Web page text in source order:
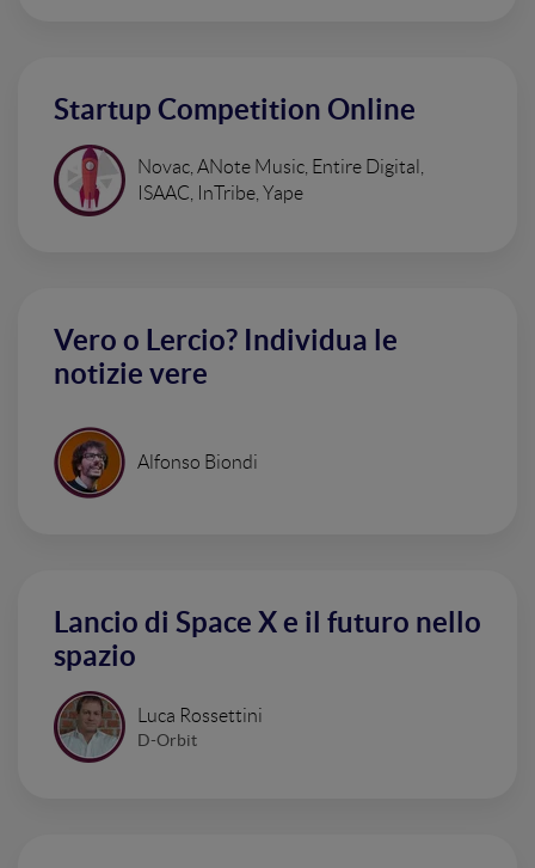
Startup Competition Online
Novac, ANote Music, Entire Digital,
ISAAC, InTribe, Yape
Vero o Lercio? Individua le
notizie vere
Alfonso Biondi
Lancio di Space X e il futuro nello
spazio
Luca Rossettini
D-Orbit